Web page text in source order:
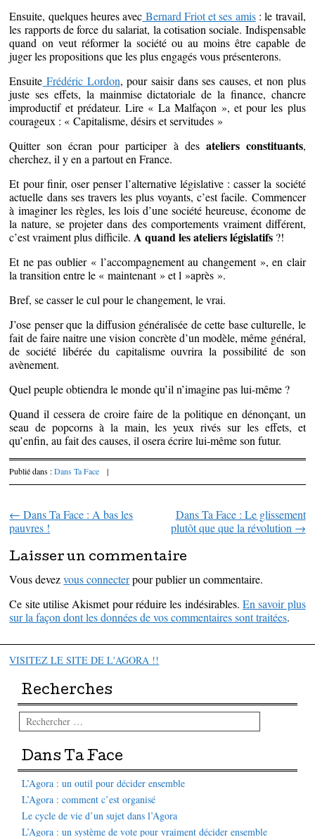
Ensuite, quelques heures avec Bernard Friot et ses amis: le travail,
les rapports de force du salariat, la cotisation sociale. Indispensable
quand on veut réformer la société ou au moins être capable de
juger les propositions que les plus engagés vous présenterons.
Ensuite Frédéric Lordon, pour saisir dans ses causes, et non plus
juste ses effets, la mainmise dictatoriale de la finance, chancre
improductif et prédateur. Lire « La Malfaçon », et pour les plus
courageux : « Capitalisme, désirs et servitudes »
Quitter son écran pour participer à des ateliers constituants,
cherchez, il y en a partout en France.
Et pour finir, oser penser l’alternative législative : casser la société
actuelle dans ses travers les plus voyants, c’est facile. Commencer
à imaginer les règles, les lois d’une société heureuse, économe de
la nature, se projeter dans des comportements vraiment différent,
c’est vraiment plus difficile.A quand les ateliers législatifs ?!
Et ne pas oublier « l’accompagnement au changement », en clair
la transition entre le « maintenant » et l »après ».
Bref, se casser le cul pour le changement, le vrai.
J’ose penser que la diffusion généralisée de cette base culturelle, le
fait de faire naitre une vision concrète d’un modèle, même général,
de société libérée du capitalisme ouvrira la possibilité de son
avènement.
Quel peuple obtiendra le monde qu’il n’imagine pas lui-même ?
Quand il cessera de croire faire de la politique en dénonçant, un
seau de popcorns à la main, les yeux rivés sur les effets, et
qu’enfin, au fait des causes, il osera écrire lui-même son futur.
Publié dans :Dans Ta Face |
Parcourir les articles
← Dans Ta Face : A bas les
pauvres !
Dans Ta Face : Le glissement
plutôt que que la révolution →
Laisser un commentaire
Vous devezvous connecterpour publier un commentaire.
Ce site utilise Akismet pour réduire les indésirables. En savoir plus
sur la façon dont les données de vos commentaires sont traitées.
VISITEZ LE SITE DE L'AGORA !!
Recherches
Rechercher
Dans Ta Face
L’Agora : un outil pour décider ensemble
L’Agora : comment c’est organisé
Le cycle de vie d’un sujet dans l’Agora
L’Agora : un système de vote pour vraiment décider ensemble